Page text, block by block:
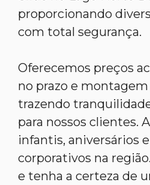
proporcionando
com total segurança.
Oferecemos preços
no prazo e
trazendo
para nossos clientes.
infantis, aniversários
corporativos na
e tenha a certeza de